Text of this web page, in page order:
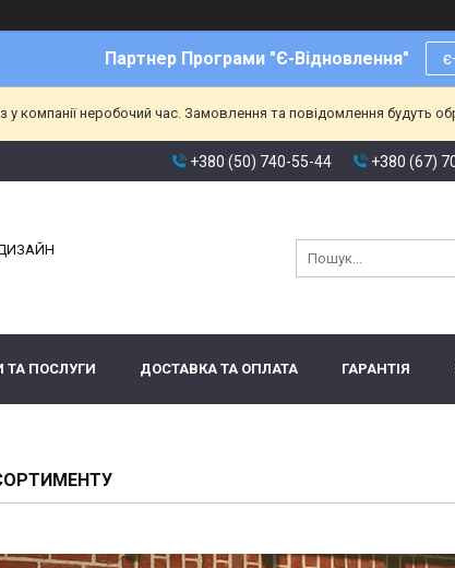
Партнер Програми "Є-Відновлення"
у компанії неробочий час. Замовлення та повідомлення будуть
+380 (50) 740-55-44 +380 (67)
ДИЗАЙН
ТА ПОСЛУГИ ДОСТАВКА ТА ОПЛАТА ГАРАНТІЯ